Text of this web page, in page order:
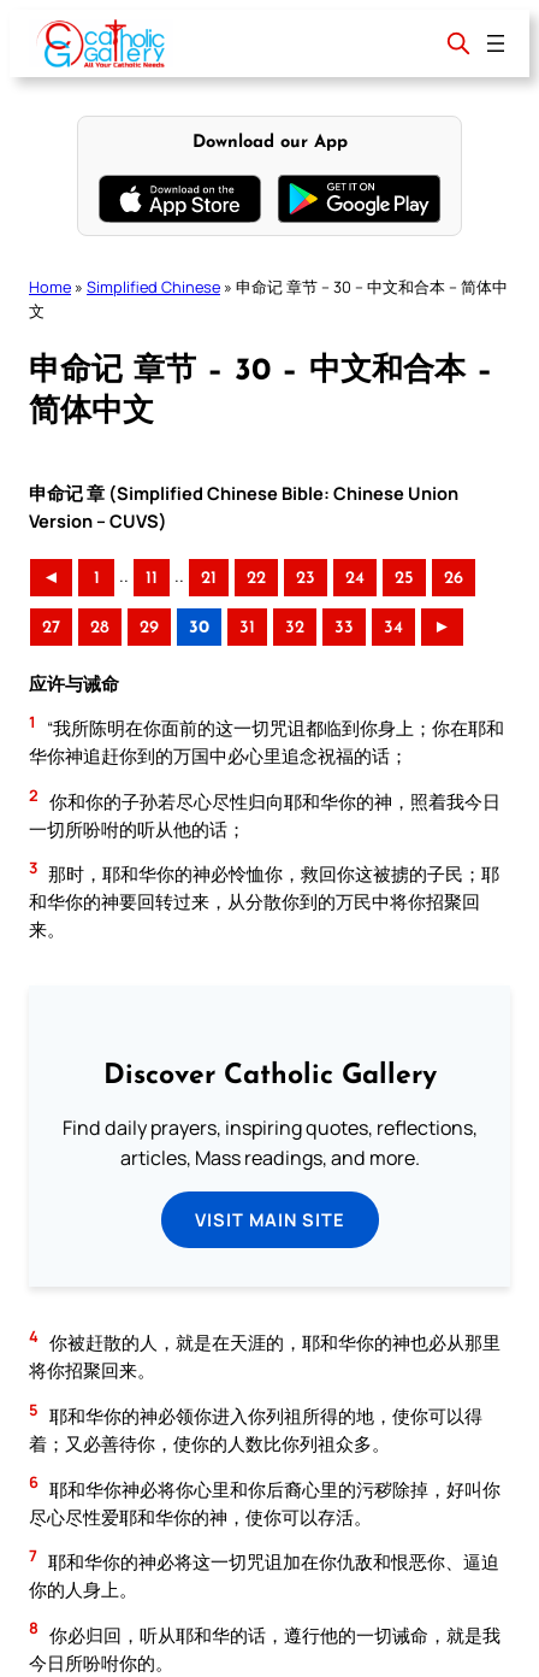
content
Download our App
Home » Simplified Chinese » 申命记 章节 – 30 – 中文和合本 – 简体中
文
申命记 章节 – 30 – 中文和合本 –
简体中文
申命记 章 (Simplified Chinese Bible: Chinese Union
Version – CUVS)
◄ 1 .. 11 .. 21 22 23 24 25 26
27 28 29 30 31 32 33 34 ►
应许与诫命
1
“我所陈明在你面前的这一切咒诅都临到你身上；你在耶和
华你神追赶你到的万国中必心里追念祝福的话；
2 你和你的子孙若尽心尽性归向耶和华你的神，照着我今日
一切所吩咐的听从他的话；
3 那时，耶和华你的神必怜恤你，救回你这被掳的子民；耶
和华你的神要回转过来，从分散你到的万民中将你招聚回
来。
Discover Catholic Gallery
Find daily prayers, inspiring quotes, reflections,
articles, Mass readings, and more.
VISIT MAIN SITE
4 你被赶散的人，就是在天涯的，耶和华你的神也必从那里
将你招聚回来。
5 耶和华你的神必领你进入你列祖所得的地，使你可以得
着；又必善待你，使你的人数比你列祖众多。
6 耶和华你神必将你心里和你后裔心里的污秽除掉，好叫你
尽心尽性爱耶和华你的神，使你可以存活。
7 耶和华你的神必将这一切咒诅加在你仇敌和恨恶你、逼迫
你的人身上。
8 你必归回，听从耶和华的话，遵行他的一切诫命，就是我
今日所吩咐你的。